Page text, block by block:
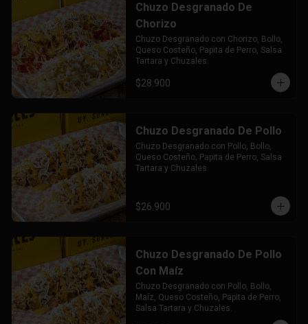
Chuzo Desgranado De
Chorizo
Chuzo Desgranado con Chorizo, Bollo,
Queso Costeño, Papita de Perro, Salsa
Tartara y Chuzales.
$28.900
Chuzo Desgranado De Pollo
Chuzo Desgranado con Pollo, Bollo,
Queso Costeño, Papita de Perro, Salsa
Tartara y Chuzales.
$26.900
Chuzo Desgranado De Pollo
Con Maíz
Chuzo Desgranado con Pollo, Bollo,
Maíz, Queso Costeño, Papita de Perro,
Salsa Tartara y Chuzales.